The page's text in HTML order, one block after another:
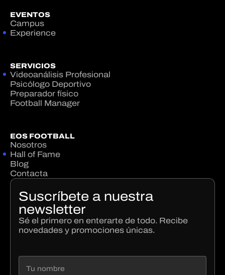
EVENTOS
Campus
Experience
SERVICIOS
Videoanálisis Profesional
Psicólogo Deportivo
Preparador físico
Football Manager
EOS FOOTBALL
Nosotros
Hall of Fame
Blog
Contacta
Suscríbete a nuestra
newsletter
Sé el primero en enterarte de todo. Recibe
novedades y promociones únicas.